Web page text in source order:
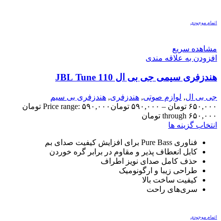
اتمام موجودی
مشاهده سریع
افزودن به علاقه مندی
هندزفری سیمی جی بی ال JBL Tune 110
جی بی ال, لوازم صوتی, هندزفری, هندزفری بی سیم
۶۵۰,۰۰۰ تومان – ۵۹۰,۰۰۰ تومان
Price range: ۵۹۰,۰۰۰ تومان
through ۶۵۰,۰۰۰ تومان
انتخاب گزینه ها
فناوری Pure Bass برای افزایش کیفیت صدای بم
کابل انعطاف‌ پذیر و مقاوم در برابر گره خوردن
حذف کامل صدای نویز اطراف
طراحی زیبا و ارگونومیک
کیفیت ساخت بالا
سری‌های راحت
اتمام موجودی